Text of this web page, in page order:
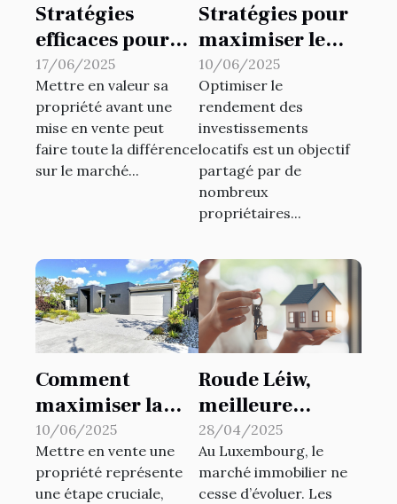
Stratégies
efficaces pour
augmenter la
valeur de votre
propriété avant
la vente
17/06/2025
Mettre en valeur sa
propriété avant une
mise en vente peut
faire toute la différence
sur le marché...
Stratégies pour
maximiser le
rendement des
investissements
locatifs
10/06/2025
Optimiser le
rendement des
investissements
locatifs est un objectif
partagé par de
nombreux
propriétaires...
Comment
maximiser la
valeur de votre
propriété avant
la vente
10/06/2025
Mettre en vente une
propriété représente
une étape cruciale,
Roude Léiw,
meilleure
agence
immobilière au
Luxembourg
28/04/2025
Au Luxembourg, le
marché immobilier ne
cesse d’évoluer. Les